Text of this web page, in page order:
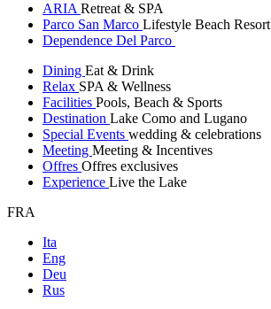
ARIA Retreat & SPA
Parco San Marco Lifestyle Beach Resort
Dependence Del Parco
Dining Eat & Drink
Relax SPA & Wellness
Facilities Pools, Beach & Sports
Destination Lake Como and Lugano
Special Events wedding & celebrations
Meeting Meeting & Incentives
Offres Offres exclusives
Experience Live the Lake
FRA
Ita
Eng
Deu
Rus